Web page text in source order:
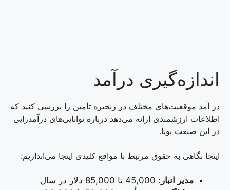
اندازه‌گیری درآمد
در آمد موقعیت‌های مختلف در زنجیره تأمین را بررسی کنید که
اطلاعات ارزشمندی ارائه می‌دهد درباره توانایی‌های درآمدزایی
در این صنعت پویا.
اینجا نگاهی به حقوق مرتبط با مواقع کلیدی اینجا می‌اندازیم:
مدیر انبار : 45,000 تا 85,000 دلار در سال